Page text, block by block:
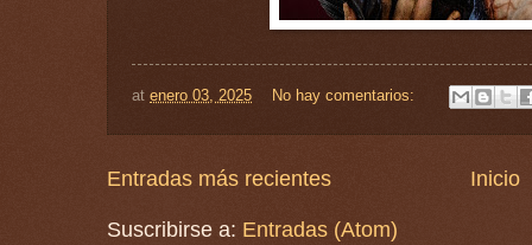
at enero 03, 2025 No hay comentarios:
Entradas más recientes Inicio
Suscribirse a: Entradas (Atom)